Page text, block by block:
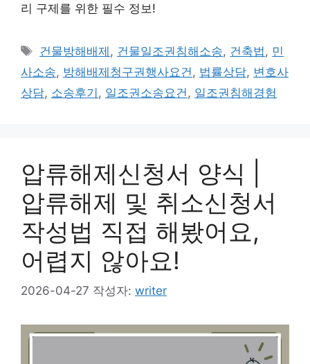
리 구제를 위한 필수 정보!
태
그
건물방해배제 , 건물일조권침해소송, 건축법 , 민
사소송, 방해배제청구권행사요건 , 법률상담, 변호사
상담, 소송후기 , 일조권소송요건 , 일조권침해경험
압류해제신청서 양식 |
압류해제 및 취소신청서
작성법 직접 해봤어요,
어렵지 않아요!
2026-04-27 작성자: writer